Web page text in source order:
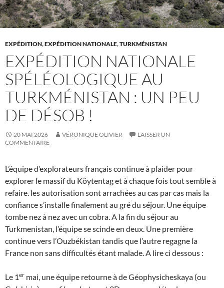
EXPÉDITION,EXPÉDITION NATIONALE,TURKMÉNISTAN
EXPÉDITION NATIONALE
SPÉLÉOLOGIQUE AU
TURKMÉNISTAN : UN PEU
DE DÉSOB !
20 MAI 2026 VÉRONIQUE OLIVIER
LAISSER UN
COMMENTAIRE
L’équipe d’explorateurs français continue à plaider pour
explorer le massif du Köytentag et à chaque fois tout semble à
refaire. les autorisation sont arrachées au cas par cas mais la
confiance s’installe finalement au gré du séjour. Une équipe
tombe nez à nez avec un cobra. A la fin du séjour au
Turkmenistan, l’équipe se scinde en deux. Une première
continue vers l’Ouzbékistan tandis que l’autre regagne la
France non sans difficultés étant malade. A lire ci dessous :
Le 1er mai, une équipe retourne à de Géophysicheskaya (ou